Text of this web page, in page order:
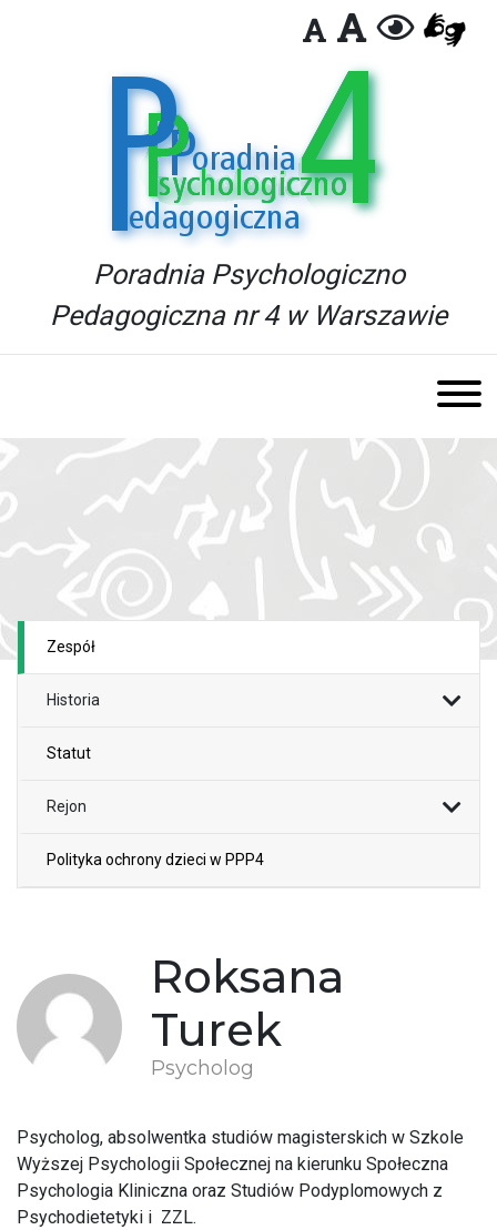
Poradnia Psychologiczno
Pedagogiczna nr 4 w Warszawie
Roksana
Turek
Psycholog
Psycholog, absolwentka studiów magisterskich w Szkole
Wyższej Psychologii Społecznej na kierunku Społeczna
Psychologia Kliniczna oraz Studiów Podyplomowych z
Psychodietetyki i ZZL.
Zespół
Historia
Statut
Rejon
Polityka ochrony dzieci w PPP4